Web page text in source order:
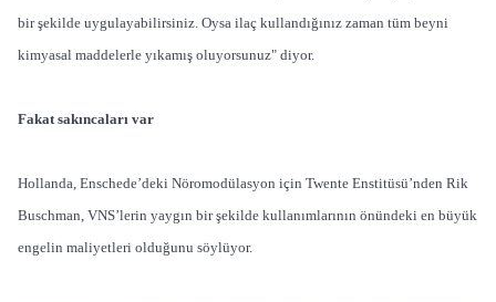
bir şekilde uygulayabilirsiniz. Oysa ilaç kullandığınız zaman tüm beyni
kimyasal maddelerle yıkamış oluyorsunuz" diyor.
Fakat sakıncaları var
Hollanda, Enschede’deki Nöromodülasyon için Twente Enstitüsü’nden Rik
Buschman, VNS’lerin yaygın bir şekilde kullanımlarının önündeki en büyük
engelin maliyetleri olduğunu söylüyor.